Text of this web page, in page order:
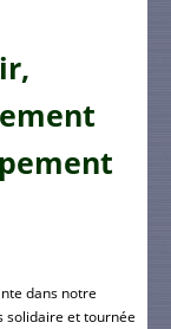
dans notre
solidaire et tournée